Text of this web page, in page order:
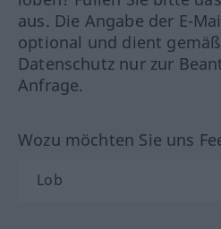
aus. Die Angabe der E-
optional und dient
Datenschutz nur zur
Anfrage.
Wozu möchten Sie uns